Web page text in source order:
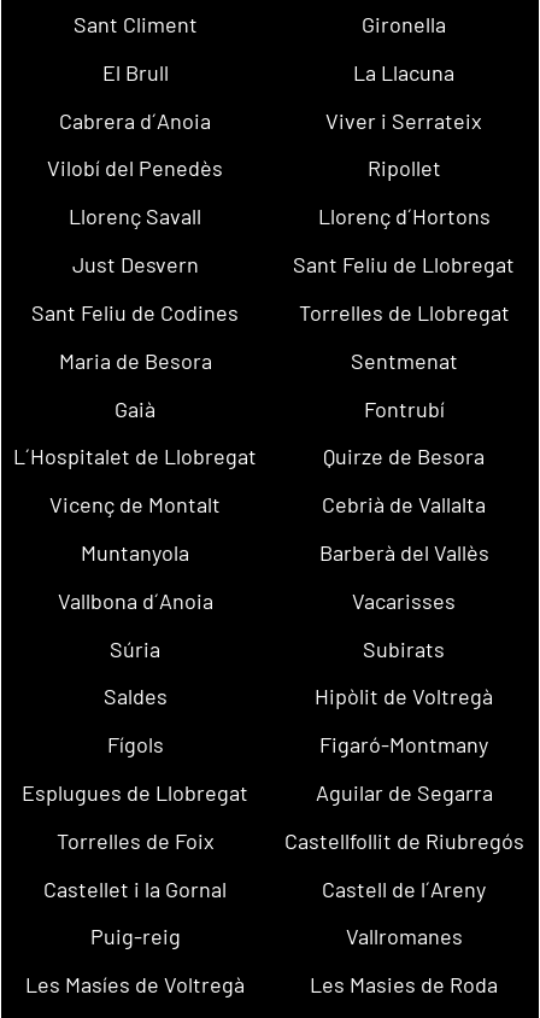
Sant Climent
Gironella
El Brull
La Llacuna
Cabrera d´Anoia
Viver i Serrateix
Vilobí del Penedès
Ripollet
Llorenç Savall
Llorenç d´Hortons
Just Desvern
Sant Feliu de Llobregat
Sant Feliu de Codines
Torrelles de Llobregat
Maria de Besora
Sentmenat
Gaià
Fontrubí
L´Hospitalet de Llobregat
Quirze de Besora
Vicenç de Montalt
Cebrià de Vallalta
Muntanyola
Barberà del Vallès
Vallbona d´Anoia
Vacarisses
Súria
Subirats
Saldes
Hipòlit de Voltregà
Fígols
Figaró-Montmany
Esplugues de Llobregat
Aguilar de Segarra
Torrelles de Foix
Castellfollit de Riubregós
Castellet i la Gornal
Castell de l´Areny
Puig-reig
Vallromanes
Les Masíes de Voltregà
Les Masies de Roda